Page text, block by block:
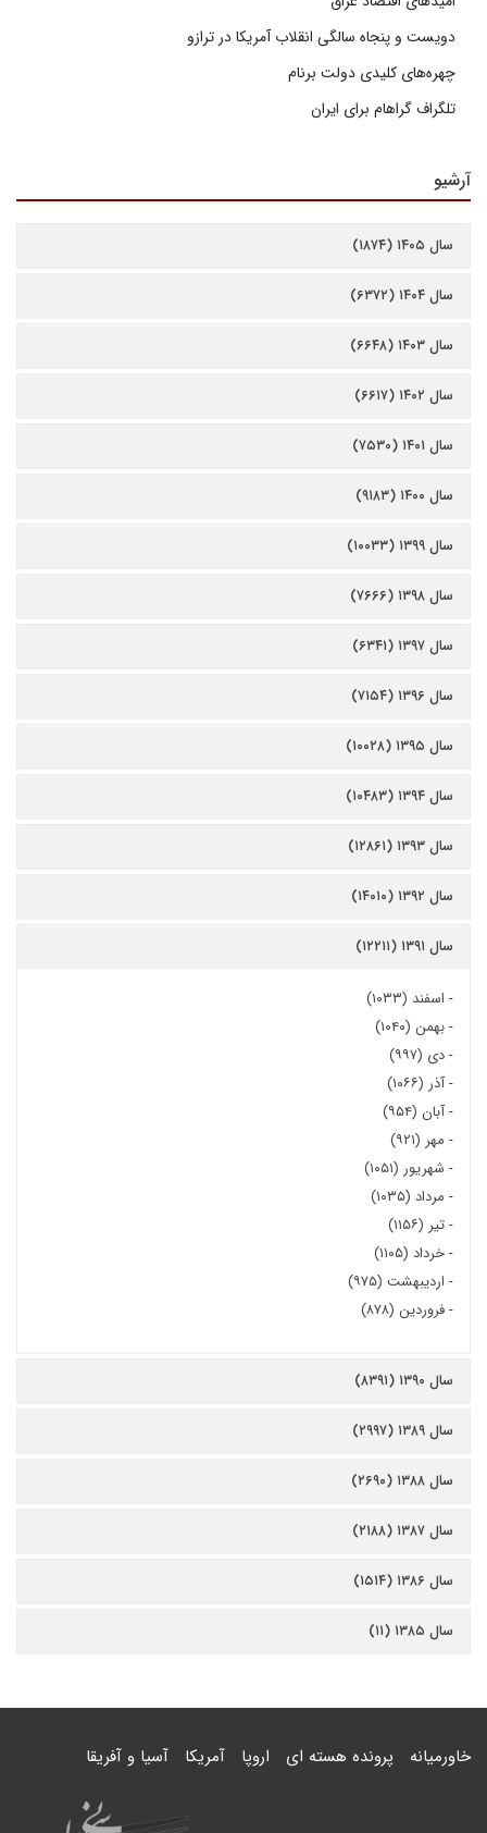
دویست و پنجاه سالگی انقلاب آمریکا در ترازو
چهره‌های کلیدی دولت برنام
تلگراف گراهام برای ایران
آرشیو
سال ۱۴۰۵ (۱۸۷۴)
سال ۱۴۰۴ (۶۳۷۲)
سال ۱۴۰۳ (۶۶۴۸)
سال ۱۴۰۲ (۶۶۱۷)
سال ۱۴۰۱ (۷۵۳۰)
سال ۱۴۰۰ (۹۱۸۳)
سال ۱۳۹۹ (۱۰۰۳۳)
سال ۱۳۹۸ (۷۶۶۶)
سال ۱۳۹۷ (۶۳۴۱)
سال ۱۳۹۶ (۷۱۵۴)
سال ۱۳۹۵ (۱۰۰۲۸)
سال ۱۳۹۴ (۱۰۴۸۳)
سال ۱۳۹۳ (۱۲۸۶۱)
سال ۱۳۹۲ (۱۴۰۱۰)
سال ۱۳۹۱ (۱۲۲۱۱)
- اسفند (۱۰۳۳)
-بهمن (۱۰۴۰)
-دی (۹۹۷)
-آذر (۱۰۶۶)
-آبان (۹۵۴)
- مهر (۹۲۱)
- شهریور (۱۰۵۱)
- مرداد (۱۰۳۵)
-تیر (۱۱۵۶)
-خرداد (۱۱۰۵)
- اردیبهشت (۹۷۵)
-فروردین (۸۷۸)
سال ۱۳۹۰ (۸۳۹۱)
سال ۱۳۸۹ (۲۹۹۷)
سال ۱۳۸۸ (۲۶۹۰)
سال ۱۳۸۷ (۲۱۸۸)
سال ۱۳۸۶ (۱۵۱۴)
سال ۱۳۸۵ (۱۱)
خاورمیانه پرونده هسته ای اروپا آمریکا آسیا و آفریقا